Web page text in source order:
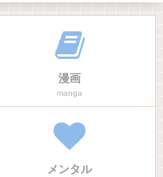
漫画
manga
メンタル